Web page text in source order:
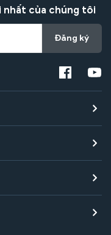
nhất của chúng tôi
Đăng ký